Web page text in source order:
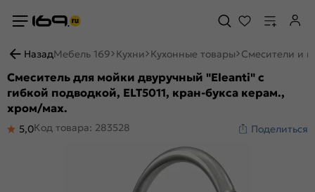
НазадМебель 169 Кухни Кухонные товары Смесители и
Смеситель для мойки двуручный "Eleanti" с
гибкой подводкой, ELT5011, кран-букса керам.,
хром/мах.
5,0Код товара: 283528 Поделиться